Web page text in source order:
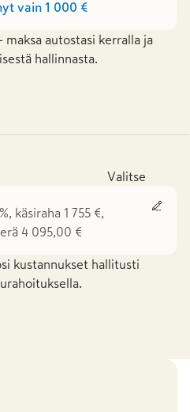
vain 1 000 €
maksa autostasi kerralla ja
hallinnasta.
Valitse
käsiraha 1 755 €,
4 095,00 €
kustannukset hallitusti